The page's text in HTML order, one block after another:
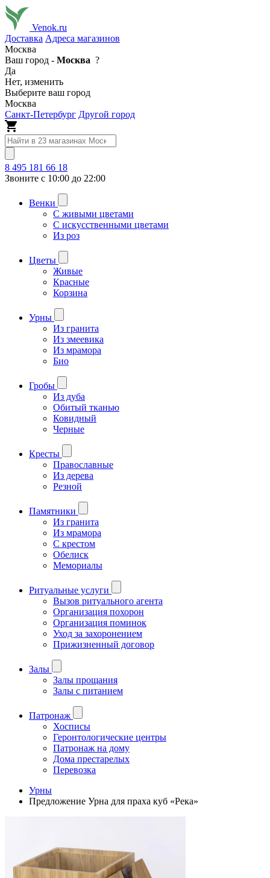
Venok.ru
Доставка Адреса магазинов
Москва
Ваш город - Москва ?
Да
Нет, изменить
Выберите ваш город
Москва
Санкт-Петербург Другой город
8 495 181 66 18
Звоните с 10:00 до 22:00
Венки
С живыми цветами
С искусственными цветами
Из роз
Цветы
Живые
Красные
Корзина
Урны
Из гранита
Из змеевика
Из мрамора
Био
Гробы
Из дуба
Обитый тканью
Ковидный
Черные
Кресты
Православные
Из дерева
Резной
Памятники
Из гранита
Из мрамора
С крестом
Обелиск
Мемориалы
Ритуальные услуги
Вызов ритуального агента
Организация похорон
Организация поминок
Уход за захоронением
Прижизненный договор
Залы
Залы прощания
Залы с питанием
Патронаж
Хосписы
Геронтологические центры
Патронаж на дому
Дома престарелых
Перевозка
Урны
Предложение Урна для праха куб «Река»